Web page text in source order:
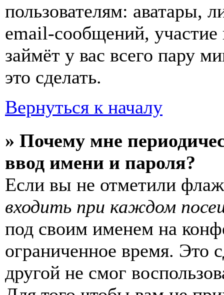
пользователям: аватары,
email-сообщений, участие
займёт у вас всего пару
это сделать.
Вернуться к началу
» Почему мне
ввод имени и пароля?
Если вы не отметили
входить при каждом
под своим именем на
ограниченное время. Это
другой не смог